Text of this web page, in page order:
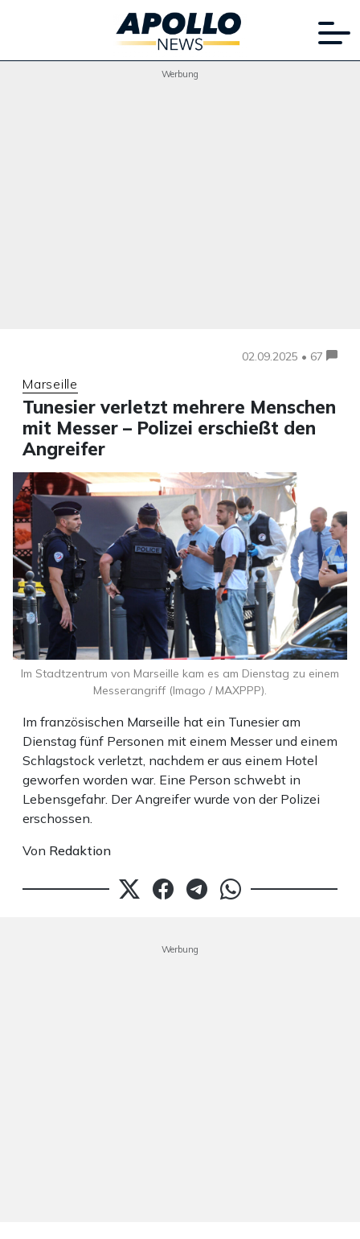
Werbung
02.09.2025 • 67
Marseille
Tunesier verletzt mehrere Menschen
mit Messer – Polizei erschießt den
Angreifer
Im französischen Marseille hat ein Tunesier am
Dienstag fünf Personen mit einem Messer und einem
Schlagstock verletzt, nachdem er aus einem Hotel
geworfen worden war. Eine Person schwebt in
Lebensgefahr. Der Angreifer wurde von der Polizei
erschossen.
Von Redaktion
Im Stadtzentrum von Marseille kam es am Dienstag zu einem
Messerangriff (Imago / MAXPPP).
Werbung